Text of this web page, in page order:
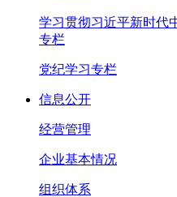
学习贯彻习近平新时代
专栏
党纪学习专栏
信息公开
经营管理
企业基本情况
组织体系